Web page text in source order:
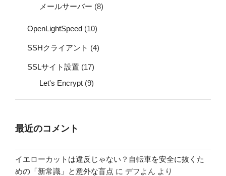
メールサーバー (8)
OpenLightSpeed (10)
SSHクライアント (4)
SSLサイト設置 (17)
Let's Encrypt (9)
最近のコメント
イエローカットは違反じゃない？自転車を安全に抜くた
めの「新常識」と意外な盲点 に デフよん より